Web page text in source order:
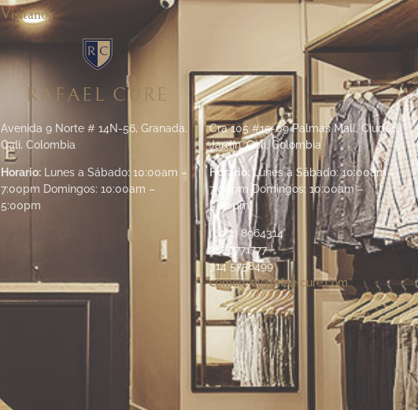
Visítanos
RAFAEL CURE
Avenida 9 Norte # 14N-56, Granada.
Cali, Colombia
Horario: Lunes a Sábado: 10:00am –
7:00pm Domingos: 10:00am –
5:00pm
Cra 105 #15-09 Palmas Mall, Ciudad
Jardín. Cali, Colombia
Horario:Lunes a Sábado: 10:00am –
7:00pm Domingos: 10:00am –
5:00pm
(60 2) 8964314
312 7771777
314 5758499
comercial@rafaelcure.com